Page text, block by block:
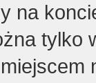
na
tylko